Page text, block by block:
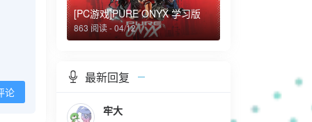
论
[PC游戏]PURE ONYX 学习版
863 阅读 - 04/12
最新回复
牢大